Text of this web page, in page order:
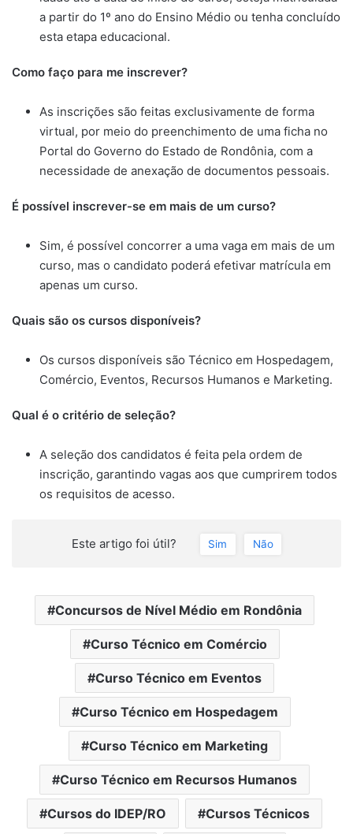
a partir do 1º ano do Ensino Médio ou tenha concluído
esta etapa educacional.
Como faço para me inscrever?
As inscrições são feitas exclusivamente de forma
virtual, por meio do preenchimento de uma ficha no
Portal do Governo do Estado de Rondônia, com a
necessidade de anexação de documentos pessoais.
É possível inscrever-se em mais de um curso?
Sim, é possível concorrer a uma vaga em mais de um
curso, mas o candidato poderá efetivar matrícula em
apenas um curso.
Quais são os cursos disponíveis?
Os cursos disponíveis são Técnico em Hospedagem,
Comércio, Eventos, Recursos Humanos e Marketing.
Qual é o critério de seleção?
A seleção dos candidatos é feita pela ordem de
inscrição, garantindo vagas aos que cumprirem todos
os requisitos de acesso.
Este artigo foi útil? Sim Não
Concursos de Nível Médio em Rondônia
Curso Técnico em Comércio
Curso Técnico em Eventos
Curso Técnico em Hospedagem
Curso Técnico em Marketing
Curso Técnico em Recursos Humanos
Cursos do IDEP/RO Cursos Técnicos